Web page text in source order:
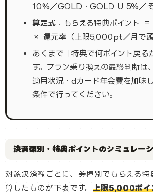
10%／GOLD・GOLD U 5%／そ
算定式 ：もらえる特典ポイント
× 還元率（上限5,000pt／月で頭
あくまで「特典で何ポイント戻る
す。プラン乗り換えの最終判断は
適用状況・dカード年会費を加味
条件で行ってください。
決済額別・特典ポイントのシミュレー
対象決済額ごとに、券種別でもらえる特
算したものが下表です。 上限5,000ポイ